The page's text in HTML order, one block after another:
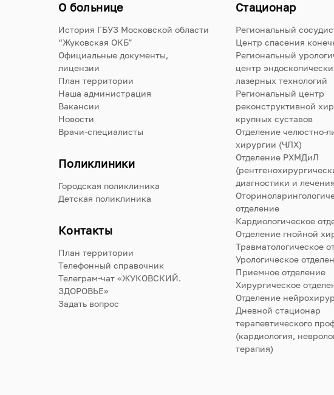
О больнице
История ГБУЗ Московской области
“Жуковская ОКБ”
Официальные документы,
лицензии
План территории
Наша администрация
Вакансии
Новости
Врачи-специалисты
Поликлиники
Городская поликлиника
Детская поликлиника
Контакты
План территории
Телефонный справочник
Телеграм-чат «ЖУКОВСКИЙ.
ЗДОРОВЬЕ»
Задать вопрос
Стационар
Региональный
Центр спасения
Региональный
центр
лазерных технологий
Региональный центр
реконструктивной
крупных суставов
Отделение челюстно-
хирургии (ЧЛХ)
Отделение РХМДиЛ
диагностики и
отделение
Кардиологическое
Отделение гнойной
Травматологическое
Урологическое
Приемное отделение
Хирургическое
Отделение
Дневной стационар
терапевтического
(кардиология,
терапия)